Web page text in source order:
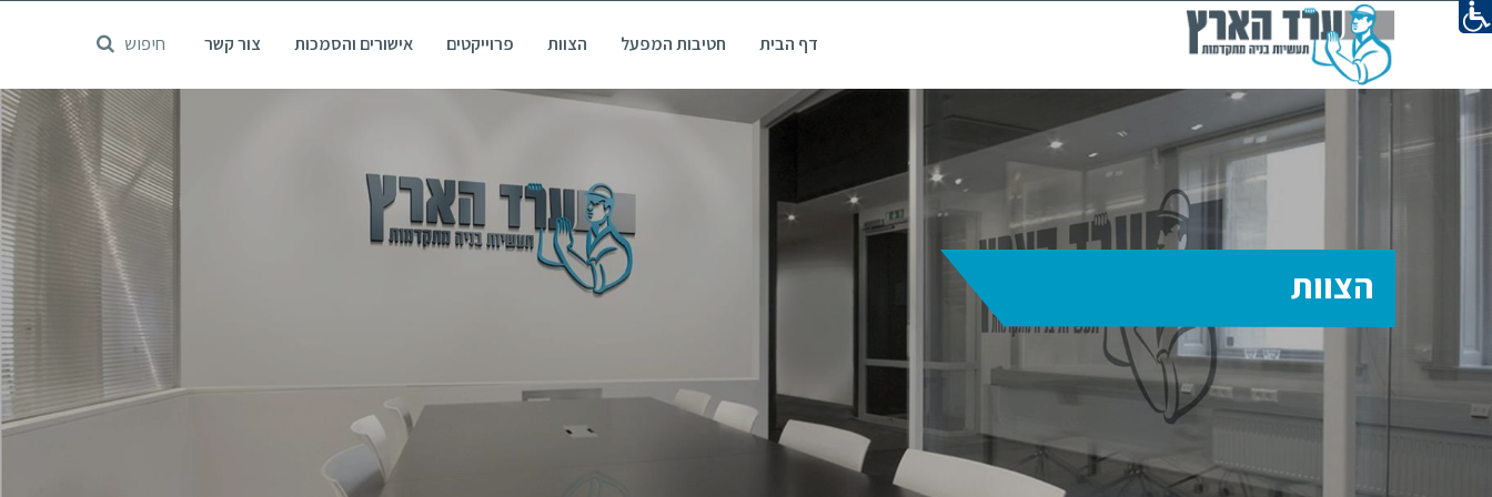
חיפוש דף הבית חטיבות המפעל הצוות פרוייקטים אישורים והסמכות צור קשר
הצוות